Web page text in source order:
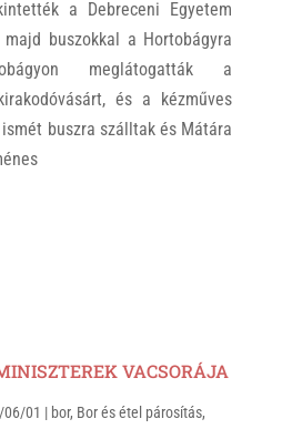
a Debreceni Egyetem
buszokkal a Hortobágyra
meglátogatták a
és a kézműves
buszra szálltak és Mátára
VACSORÁJA
06/01 | bor, Bor és étel párosítás,